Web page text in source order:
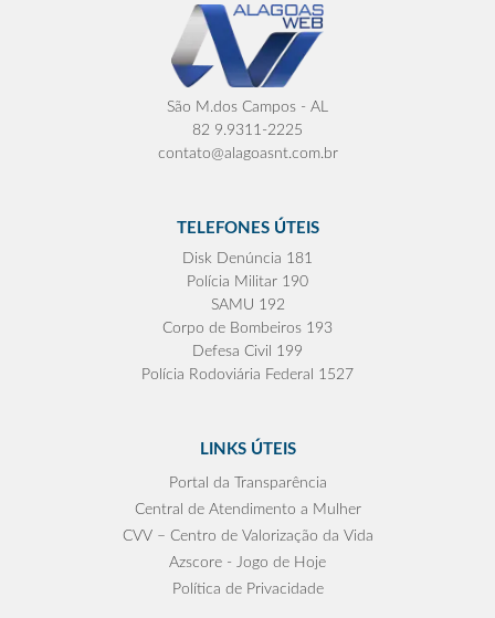
São M.dos Campos - AL
82 9.9311-2225
contato@alagoasnt.com.br
TELEFONES ÚTEIS
Disk Denúncia 181
Polícia Militar 190
SAMU 192
Corpo de Bombeiros 193
Defesa Civil 199
Polícia Rodoviária Federal 1527
LINKS ÚTEIS
Portal da Transparência
Central de Atendimento a Mulher
CVV – Centro de Valorização da Vida
Azscore - Jogo de Hoje
Política de Privacidade